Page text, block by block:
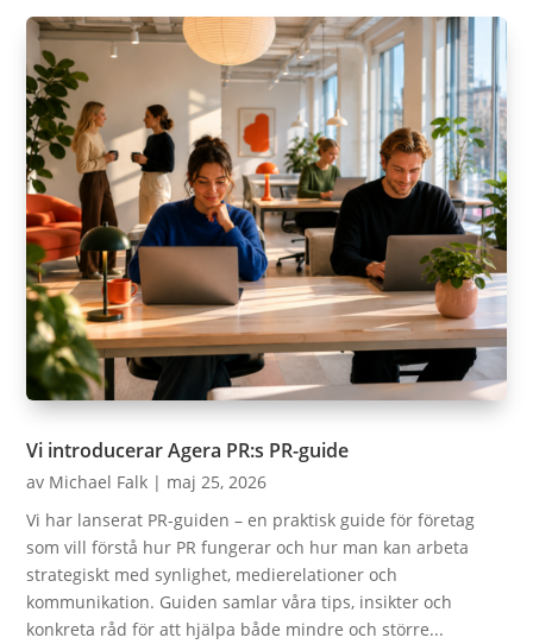
Vi introducerar Agera PR:s PR-guide
av Michael Falk | maj 25, 2026
Vi har lanserat PR-guiden – en praktisk guide för företag
som vill förstå hur PR fungerar och hur man kan arbeta
strategiskt med synlighet, medierelationer och
kommunikation. Guiden samlar våra tips, insikter och
konkreta råd för att hjälpa både mindre och större...